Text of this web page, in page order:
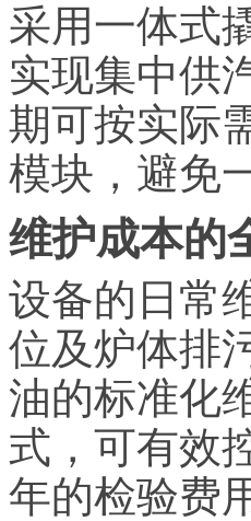
采用一体式
实现集中供
期可按实际
模块，避免
维护成本的
设备的日常
位及炉体排
油的标准化
式，可有效
年的检验费